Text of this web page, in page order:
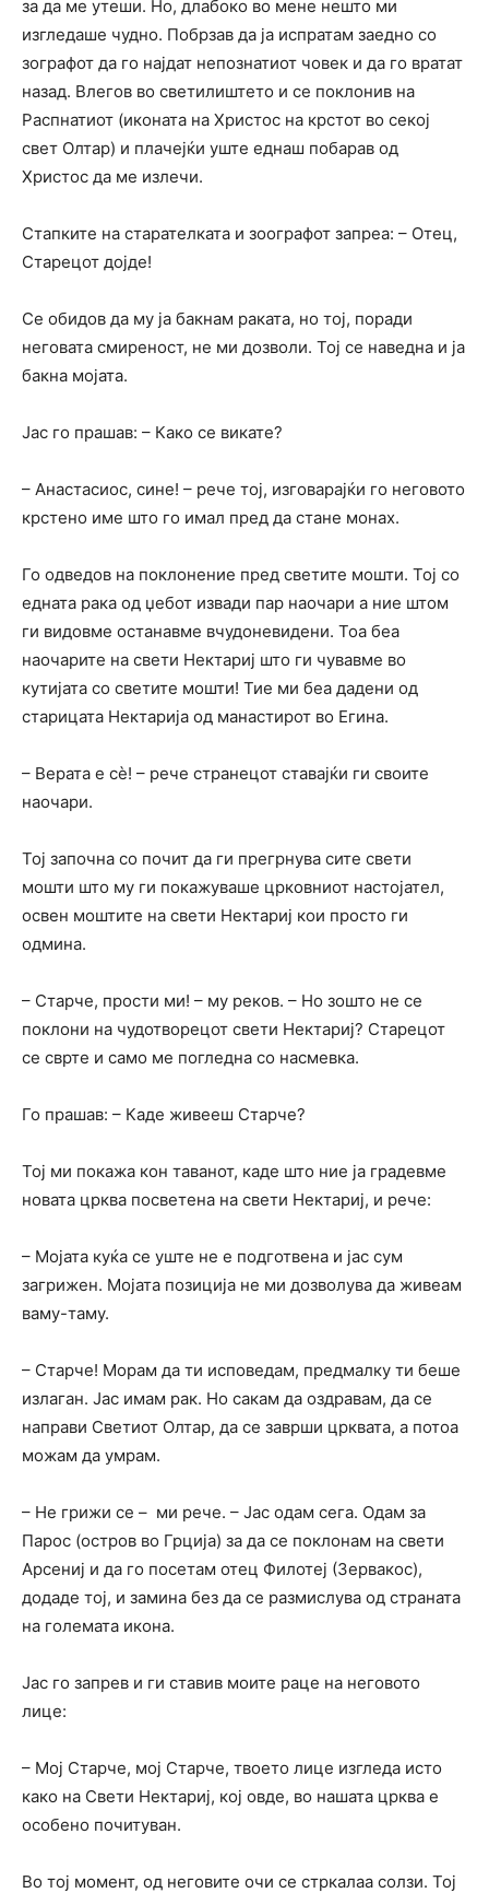
за да ме утеши. Но, длабоко во мене нешто ми
изгледаше чудно. Побрзав да ја испратам заедно со
зографот да го најдат непознатиот човек и да го вратат
назад. Влегов во светилиштето и се поклонив на
Распнатиот (иконата на Христос на крстот во секој
свет Олтар) и плачејќи yште еднаш побарав од
Христос да ме излечи.
Стапките на старателката и зоографот запреа: – Отец,
Старецот дојде!
Се обидов да му ја бакнам раката, но тој, поради
неговата смиреност, не ми дозволи. Тој се наведна и ја
бакна мојата.
Јас го прашав: – Како се викате?
– Анастасиос, сине! – рече тој, изговарајќи го неговото
крстено име што го имал пред да стане монах.
Го одведов на поклонение пред светите мошти. Тој со
едната рака од џебот извади пар наочари а ние штом
ги видовме останавме вчудоневидени. Тоа беа
наочарите на свети Нектариј што ги чувавме во
кутијата со светите мошти! Тие ми беа дадени од
старицата Нектарија од манастирот во Егина.
– Верата е сè! – речe странецот ставајќи ги своите
наочари.
Тој започна со почит да ги прегрнува сите свети
мошти што му ги покажуваше црковниот настојател,
освен моштите на свети Нектариј кои просто ги
одмина.
– Старче, прости ми! – му реков. – Но зошто не се
поклони на чудотворецот свети Нектариј? Старецот
се сврте и само ме погледна со насмевка.
Го прашав: – Каде живееш Старче?
Тој ми покажа кон таванот, каде што ние ја градевме
новата црква посветена на свети Нектариј, и рече:
– Мојата куќа се уште не е подготвена и јас сум
загрижен. Мојата позиција не ми дозволува да живеам
ваму-таму.
– Старче! Морам да ти исповедам, предмалку ти беше
излаган. Јас имам рак. Но сакам да оздравам, да се
направи Светиот Олтар, да се заврши црквата, а потоа
можам да умрам.
– Не грижи се – ми рече. – Јас одам сега. Одам за
Парос (остров во Грција) за да се поклонам на свети
Арсениј и да гo посетам отец Филотеј (Зервакос),
додаде тој, и замина без да се размислува од страната
на големата икона.
Јас го запрев и ги ставив моите раце на неговото
лице:
– Мој Старче, мој Старче, твоето лице изгледа исто
како на Свети Нектариј, кој овде, во нашата црква е
особено почитуван.
Во тој момент, од неговите очи се стркалаа солзи. Тој